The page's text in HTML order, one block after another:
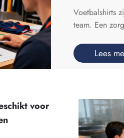
Voetbalshirts
team. Een
sterke
eigen
Lees
voor